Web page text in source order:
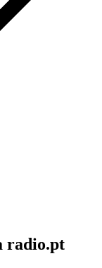
radio.pt